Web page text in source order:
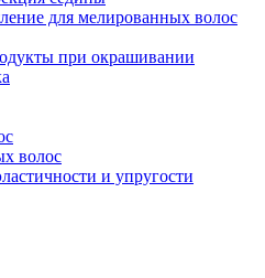
для мелированных волос
при окрашивании
волос
и упругости